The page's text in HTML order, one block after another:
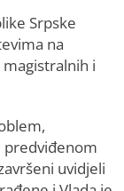
Srpske
na
i
predviđenom
uvidjeli